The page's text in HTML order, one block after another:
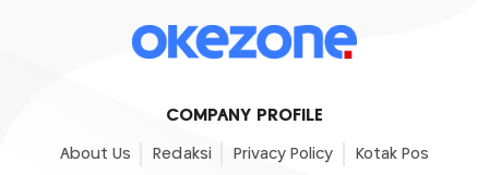
COMPANY PROFILE
About Us Redaksi Privacy Policy Kotak Pos